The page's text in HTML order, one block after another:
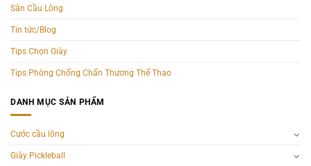
Sân Cầu Lông
Tin tức/Blog
Tips Chọn Giày
Tips Phòng Chống Chấn Thương Thể Thao
DANH MỤC SẢN PHẨM
Cước cầu lông
Giày Pickleball